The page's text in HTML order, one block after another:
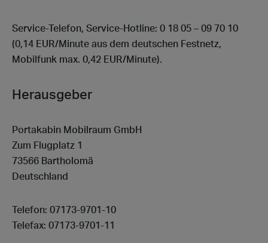
Service-Telefon, Service-Hotline: 0 18 05 – 09 70 10
(0,14 EUR/Minute aus dem deutschen Festnetz,
Mobilfunk max. 0,42 EUR/Minute).
Herausgeber
Portakabin Mobilraum GmbH
Zum Flugplatz 1
73566 Bartholomä
Deutschland
Telefon: 07173-9701-10
Telefax: 07173-9701-11